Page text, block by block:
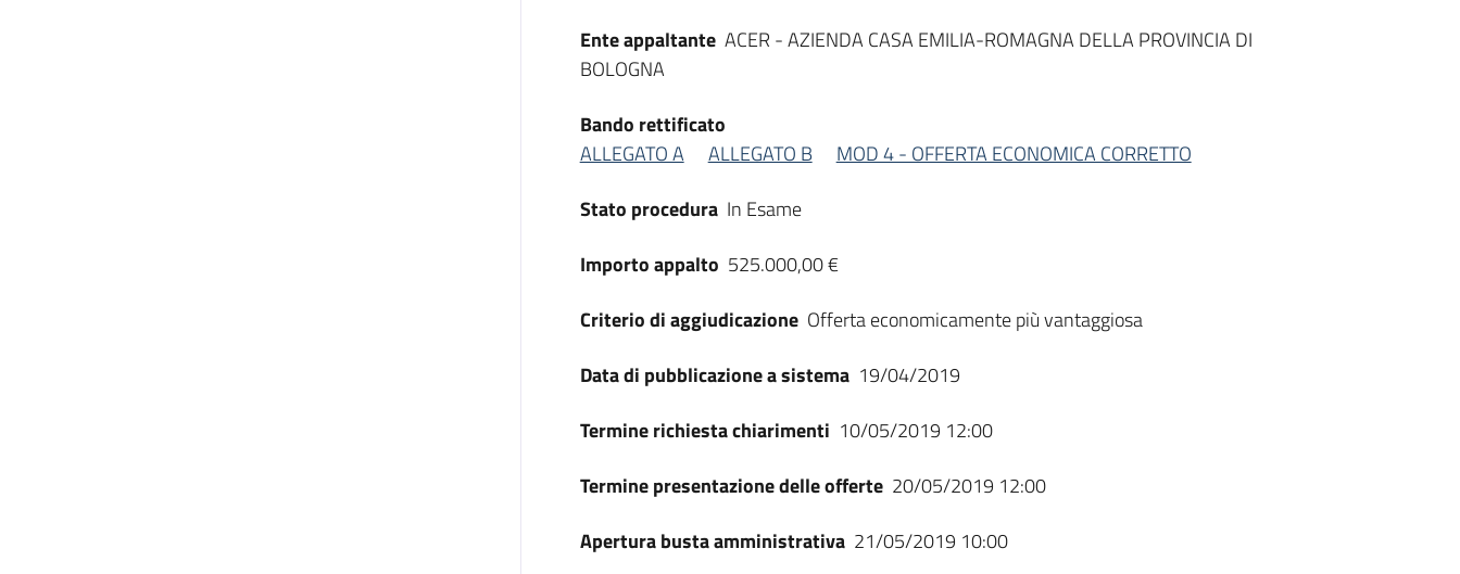
Ente appaltante ACER - AZIENDA CASA EMILIA-ROMAGNA DELLA PROVINCIA DI
BOLOGNA
Bando rettificato
ALLEGATO A
ALLEGATO B
MOD 4 - OFFERTA ECONOMICA CORRETTO
Stato procedura In Esame
Importo appalto 525.000,00 €
Criterio di aggiudicazione Offerta economicamente più vantaggiosa
Data di pubblicazione a sistema 19/04/2019
Termine richiesta chiarimenti 10/05/2019 12:00
Termine presentazione delle offerte 20/05/2019 12:00
Apertura busta amministrativa 21/05/2019 10:00